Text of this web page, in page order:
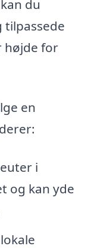
du
tilpassede
højde for
en
i
og kan yde